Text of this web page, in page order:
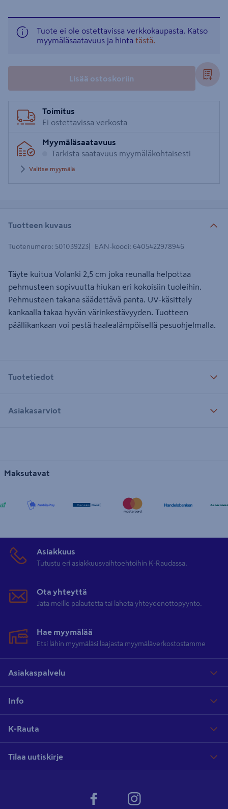
Tuote ei ole ostettavissa verkkokaupasta. Katso
myymäläsaatavuus ja hinta tästä.
Lisää ostoskoriin
Toimitus
Ei ostettavissa verkosta
Myymäläsaatavuus
Tarkista saatavuus myymäläkohtaisesti
Valitse myymälä
Tuotteen kuvaus
Tuotenumero: 501039223 EAN-koodi: 6405422978946
Täyte kuitua Volanki 2,5 cm joka reunalla helpottaa
pehmusteen sopivuutta hiukan eri kokoisiin tuoleihin.
Pehmusteen takana säädettävä panta. UV-käsittely
kankaalla takaa hyvän värinkestävyyden. Tuotteen
päällikankaan voi pestä haalealämpöisellä pesuohjelmalla.
Tuotetiedot
Asiakasarviot
Maksutavat
Asiakkuus
Tutustu eri asiakkuusvaihtoehtoihin K-Raudassa.
Ota yhteyttä
Jätä meille palautetta tai lähetä yhteydenottopyyntö.
Hae myymälää
Etsi lähin myymäläsi laajasta myymäläverkostostamme
Asiakaspalvelu
Info
K-Rauta
Tilaa uutiskirje